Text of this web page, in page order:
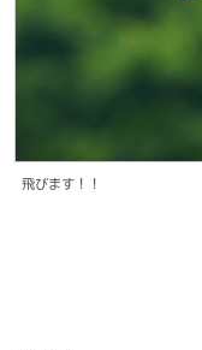
飛びます！！